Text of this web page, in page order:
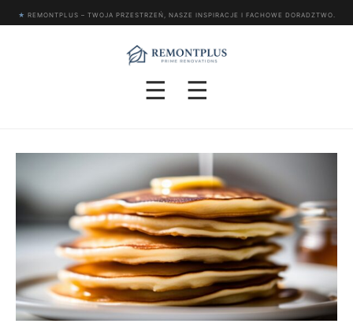
★ REMONTPLUS – TWOJA PRZESTRZEŃ, NASZE INSPIRACJE I FACHOWE DORADZTWO.
☰ ☰